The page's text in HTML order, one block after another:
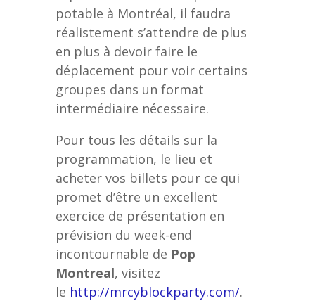
potable à Montréal, il faudra
réalistement s’attendre de plus
en plus à devoir faire le
déplacement pour voir certains
groupes dans un format
intermédiaire nécessaire.
Pour tous les détails sur la
programmation, le lieu et
acheter vos billets pour ce qui
promet d’être un excellent
exercice de présentation en
prévision du week-end
incontournable de Pop
Montreal, visitez
le http://mrcyblockparty.com/.